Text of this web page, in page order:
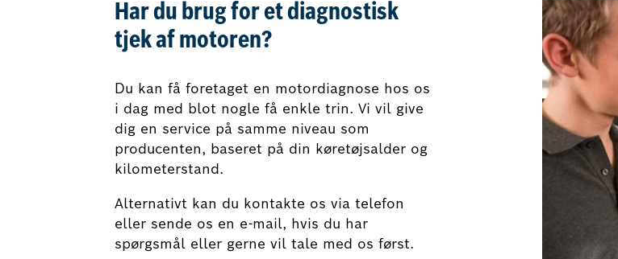
Har du brug for et diagnostisk
tjek af motoren?
Du kan få foretaget en motordiagnose hos os
i dag med blot nogle få enkle trin. Vi vil give
dig en service på samme niveau som
producenten, baseret på din køretøjsalder og
kilometerstand.
Alternativt kan du kontakte os via telefon
eller sende os en e-mail, hvis du har
spørgsmål eller gerne vil tale med os først.